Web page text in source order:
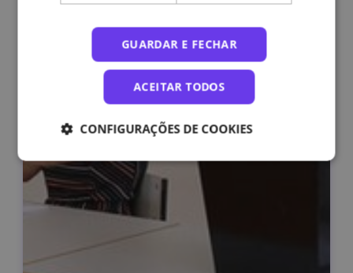
GUARDAR E FECHAR
ACEITAR TODOS
CONFIGURAÇÕES DE COOKIES